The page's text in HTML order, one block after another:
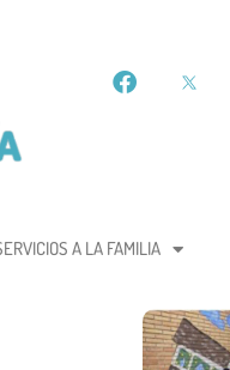
A LA FAMILIA